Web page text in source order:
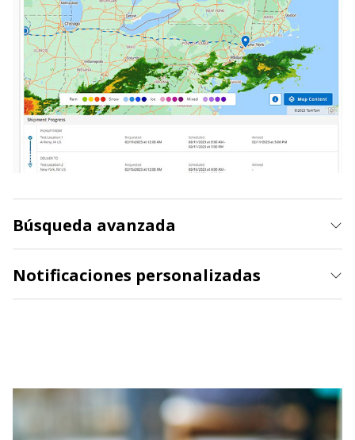
Búsqueda avanzada
Notificaciones personalizadas